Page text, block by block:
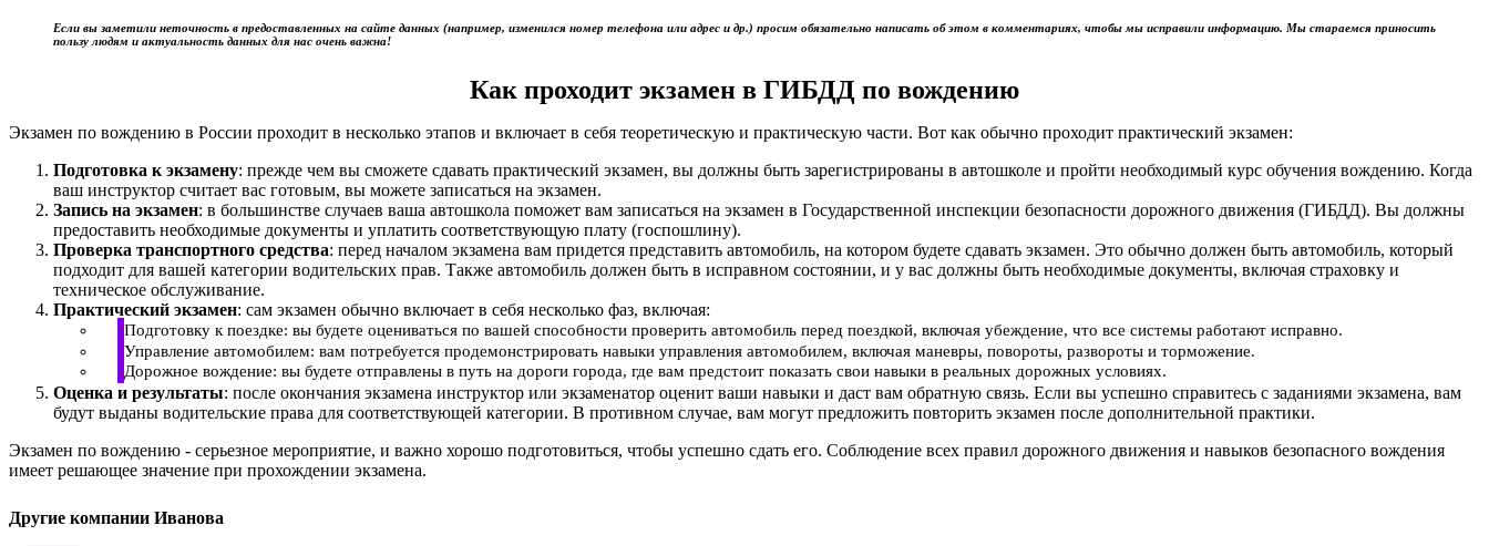
Если вы заметили неточность в предоставленных на сайте данных (например, изменился номер телефона или адрес и др.) просим обязательно написать об этом в комментариях, чтобы мы исправили информацию. Мы стараемся приносить
пользу людям и актуальность данных для нас очень важна!
Как проходит экзамен в ГИБДД по вождению
Экзамен по вождению в России проходит в несколько этапов и включает в себя теоретическую и практическую части. Вот как обычно проходит практический экзамен:
Подготовка к экзамену: прежде чем вы сможете сдавать практический экзамен, вы должны быть зарегистрированы в автошколе и пройти необходимый курс обучения вождению. Когда
ваш инструктор считает вас готовым, вы можете записаться на экзамен.
Запись на экзамен: в большинстве случаев ваша автошкола поможет вам записаться на экзамен в Государственной инспекции безопасности дорожного движения (ГИБДД). Вы должны
предоставить необходимые документы и уплатить соответствующую плату (госпошлину).
Проверка транспортного средства: перед началом экзамена вам придется представить автомобиль, на котором будете сдавать экзамен. Это обычно должен быть автомобиль, который
подходит для вашей категории водительских прав. Также автомобиль должен быть в исправном состоянии, и у вас должны быть необходимые документы, включая страховку и
техническое обслуживание.
Практический экзамен: сам экзамен обычно включает в себя несколько фаз, включая:
Подготовку к поездке: вы будете оцениваться по вашей способности проверить автомобиль перед поездкой, включая убеждение, что все системы работают исправно.
Управление автомобилем: вам потребуется продемонстрировать навыки управления автомобилем, включая маневры, повороты, развороты и торможение.
Дорожное вождение: вы будете отправлены в путь на дороги города, где вам предстоит показать свои навыки в реальных дорожных условиях.
Оценка и результаты: после окончания экзамена инструктор или экзаменатор оценит ваши навыки и даст вам обратную связь. Если вы успешно справитесь с заданиями экзамена, вам
будут выданы водительские права для соответствующей категории. В противном случае, вам могут предложить повторить экзамен после дополнительной практики.
Экзамен по вождению - серьезное мероприятие, и важно хорошо подготовиться, чтобы успешно сдать его. Соблюдение всех правил дорожного движения и навыков безопасного вождения
имеет решающее значение при прохождении экзамена.
Другие компании Иванова